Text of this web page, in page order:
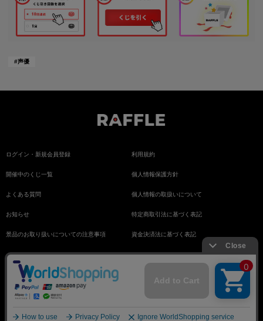
#声優
（送料：初回と10回ごとに660coin）
このくじは終了しています
ログイン・新規会員登録
開催中のくじ一覧
よくある質問
お知らせ
景品のお取り扱いについての注意事項
利用規約
個人情報保護方針
個人情報の取扱いについて
特定商取引法に基づく表記
資金決済法に基づく表記